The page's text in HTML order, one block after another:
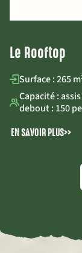
Le Rooftop
Surface : 265
Capacité :
debout : 150
EN SAVOIR PLUS>>